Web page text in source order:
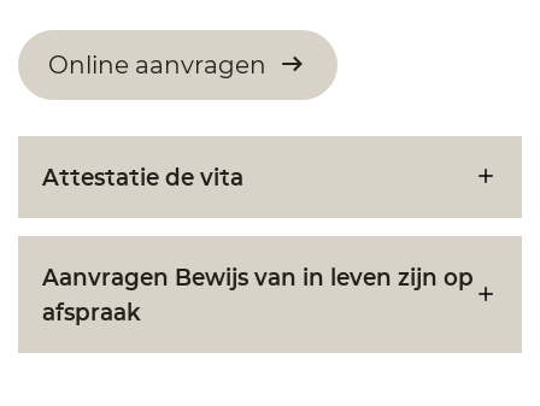
Online aanvragen
Attestatie de vita
Aanvragen Bewijs van in leven zijn op
afspraak